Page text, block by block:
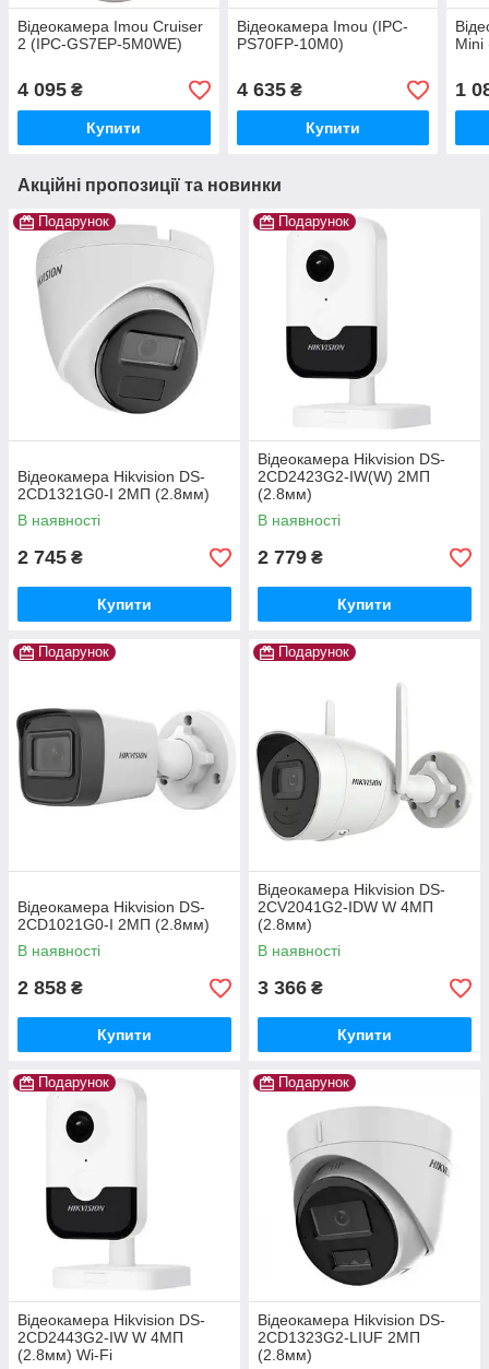
Відеокамера Imou Cruiser
2 (IPC-GS7EP-5M0WE)
4 095 ₴
Купити
Відеокамера Imou (IPC-
PS70FP-10M0)
4 635₴
Купити
Mini
1
Акційні пропозиції та новинки
Подарунок
Відеокамера Hikvision DS-
2CD1321G0-I 2МП (2.8мм)
В наявності
2 745 ₴
Купити
Подарунок
Відеокамера Hikvision DS-
2CD2423G2-IW(W) 2МП
(2.8мм)
В наявності
2 779 ₴
Купити
Подарунок
Відеокамера Hikvision DS-
2CD1021G0-I 2МП (2.8мм)
В наявності
2 858 ₴
Купити
Подарунок
Відеокамера Hikvision DS-
2CV2041G2-IDW W 4МП
(2.8мм)
В наявності
3 366 ₴
Купити
Подарунок
Відеокамера Hikvision DS-
2CD2443G2-IW W 4МП
(2.8мм) Wi-Fi
Подарунок
Відеокамера Hikvision DS-
2CD1323G2-LIUF 2МП
(2.8мм)